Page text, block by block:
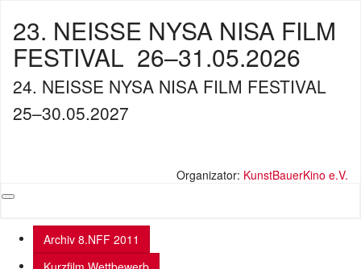
23. NEISSE NYSA NISA FILM
FESTIVAL 26–31.05.2026
24. NEISSE NYSA NISA FILM FESTIVAL
25–30.05.2027
Organizator: KunstBauerKino e.V.
Archiv 8.NFF 2011